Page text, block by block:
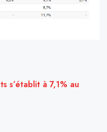
s’établit à 7,1% au